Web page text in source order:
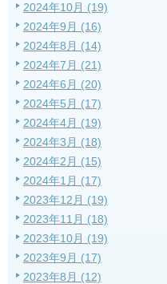
2024年10月 (19)
2024年9月 (16)
2024年8月 (14)
2024年7月 (21)
2024年6月 (20)
2024年5月 (17)
2024年4月 (19)
2024年3月 (18)
2024年2月 (15)
2024年1月 (17)
2023年12月 (19)
2023年11月 (18)
2023年10月 (19)
2023年9月 (17)
2023年8月 (12)